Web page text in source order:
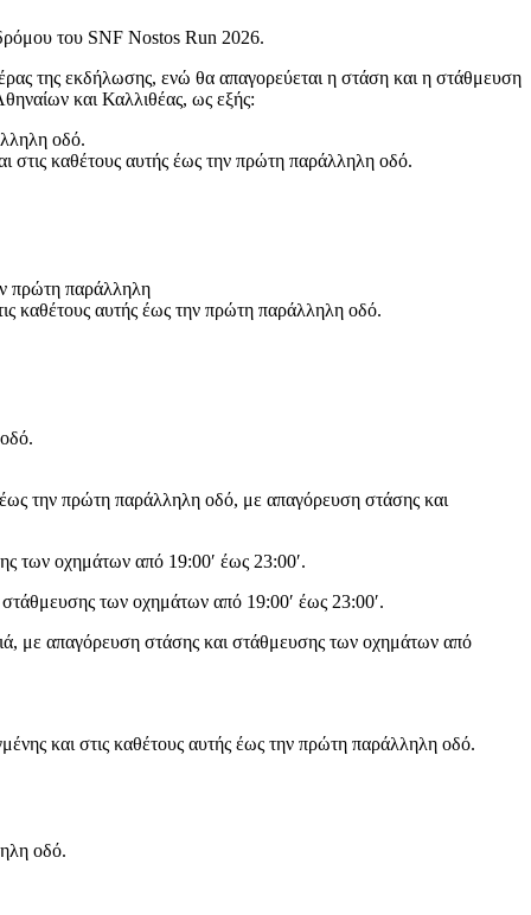
του SNF Nostos Run 2026.
της εκδήλωσης, ενώ θα απαγορεύεται η στάση και η στάθμευση
και Καλλιθέας, ως εξής:
οδό.
καθέτους αυτής έως την πρώτη παράλληλη οδό.
πρώτη παράλληλη
καθέτους αυτής έως την πρώτη παράλληλη οδό.
την πρώτη παράλληλη οδό, με απαγόρευση στάσης και
των οχημάτων από 19:00′ έως 23:00′.
των οχημάτων από 19:00′ έως 23:00′.
με απαγόρευση στάσης και στάθμευσης των οχημάτων από
και στις καθέτους αυτής έως την πρώτη παράλληλη οδό.
οδό.